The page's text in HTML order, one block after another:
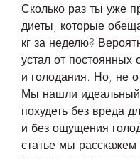
Сколько раз ты уже
диеты, которые
кг за неделю?
устал от постоянных
и голодания. Но, не
Мы нашли идеальный
похудеть без вреда
и без ощущения
статье мы расскажем